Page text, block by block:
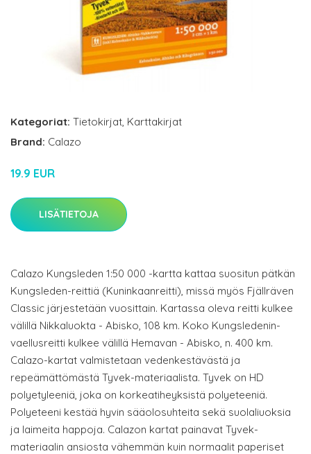
Kategoriat: Tietokirjat, Karttakirjat
Brand: Calazo
19.9 EUR
LISÄTIETOJA
Calazo Kungsleden 1:50 000 -kartta kattaa suositun pätkän
Kungsleden-reittiä (Kuninkaanreitti), missä myös Fjällräven
Classic järjestetään vuosittain. Kartassa oleva reitti kulkee
välillä Nikkaluokta - Abisko, 108 km. Koko Kungsledenin-
vaellusreitti kulkee välillä Hemavan - Abisko, n. 400 km.
Calazo-kartat valmistetaan vedenkestävästä ja
repeämättömästä Tyvek-materiaalista. Tyvek on HD
polyetyleeniä, joka on korkeatiheyksistä polyeteeniä.
Polyeteeni kestää hyvin sääolosuhteita sekä suolaliuoksia
ja laimeita happoja. Calazon kartat painavat Tyvek-
materiaalin ansiosta vähemmän kuin normaalit paperiset